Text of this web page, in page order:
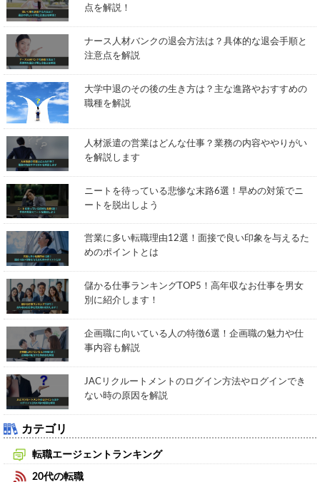
点を解説！
ナース人材バンクの退会方法は？具体的な退会手順と
注意点を解説
大学中退のその後の生き方は？主な進路やおすすめの
職種を解説
人材派遣の営業はどんな仕事？業務の内容ややりがい
を解説します
ニートを待っている悲惨な末路6選！早めの対策でニ
ートを脱出しよう
営業に多い転職理由12選！面接で良い印象を与えるた
めのポイントとは
儲かる仕事ランキングTOP5！高年収なお仕事を男女
別に紹介します！
企画職に向いている人の特徴6選！企画職の魅力や仕
事内容も解説
JACリクルートメントのログイン方法やログインでき
ない時の原因を解説
カテゴリ
転職エージェントランキング
20代の転職